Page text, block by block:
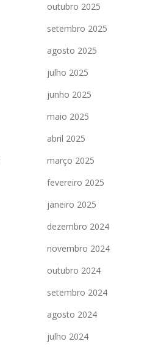
outubro 2025
setembro 2025
agosto 2025
julho 2025
junho 2025
maio 2025
abril 2025
março 2025
fevereiro 2025
janeiro 2025
dezembro 2024
novembro 2024
outubro 2024
setembro 2024
agosto 2024
julho 2024